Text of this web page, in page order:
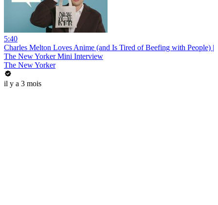
5:40
Charles Melton Loves Anime (and Is Tired of Beefing with People) |
The New Yorker Mini Interview
The New Yorker
il y a 3 mois